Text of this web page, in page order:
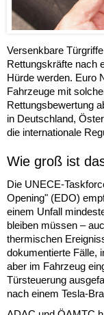
Versenkbare
Rettungskräfte nach
Hürde werden. Euro
Fahrzeuge mit
Rettungsbewertung
in Deutschland,
die internationale
Wie groß ist
Die UNECE-
Opening" (EDO)
einem Unfall
bleiben müssen –
thermischen
dokumentierte Fälle,
aber im Fahrzeug
Türsteuerung
nach einem Tesla-